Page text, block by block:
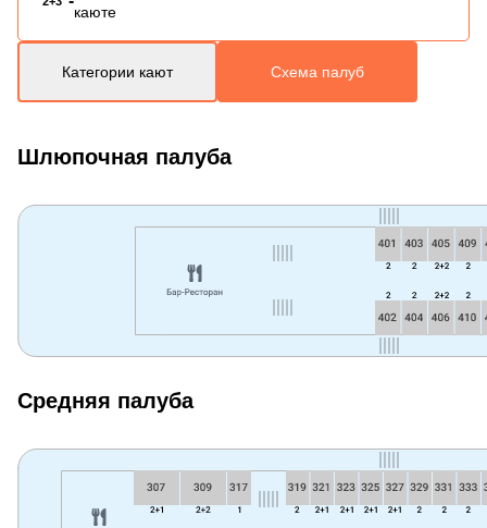
каюте
Категории кают Схема палуб
Шлюпочная палуба
Средняя палуба